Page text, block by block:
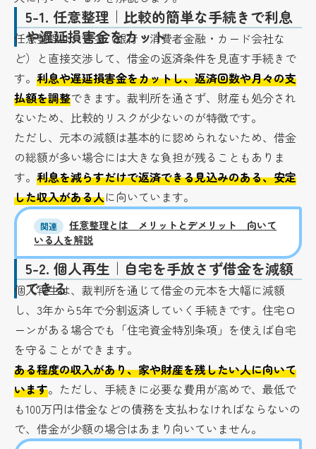
5-1. 任意整理｜比較的簡単な手続きで利息
や遅延損害金をカット
任意整理は、貸主（銀行・消費者金融・カード会社な
ど）と直接交渉して、借金の返済条件を見直す手続きで
す。利息や遅延損害金をカットし、返済回数や月々の支
払額を調整できます。裁判所を通さず、財産も処分され
ないため、比較的リスクが少ないのが特徴です。
ただし、元本の減額は基本的に認められないため、借金
の総額が多い場合には大きな負担が残ることもありま
す。利息を減らすだけで返済できる見込みのある、安定
した収入がある人に向いています。
関連
任意整理とは メリットとデメリット 向いて
いる人を解説
5-2. 個人再生｜自宅を手放さず借金を減額
できる
個人再生は、裁判所を通じて借金の元本を大幅に減額
し、3年から5年で分割返済していく手続きです。住宅ロ
ーンがある場合でも「住宅資金特別条項」を使えば自宅
を守ることができます。
ある程度の収入があり、家や財産を残したい人に向いて
います。ただし、手続きに必要な費用が高めで、最低で
も100万円は借金などの債務を支払わなければならないの
で、借金が少額の場合はあまり向いていません。